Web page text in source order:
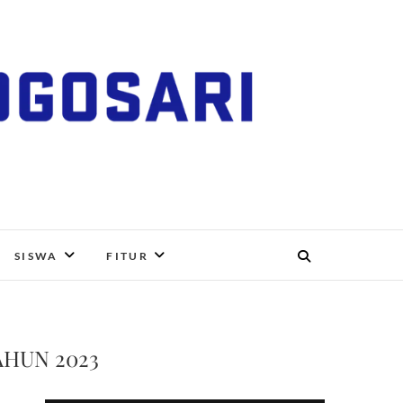
SISWA FITUR
2023